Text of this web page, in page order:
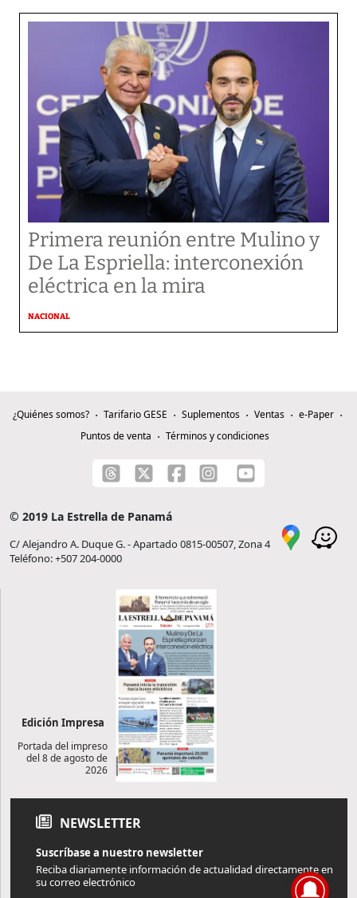
Primera reunión entre Mulino y
De La Espriella: interconexión
eléctrica en la mira
NACIONAL
¿Quiénes somos? Tarifario GESE Suplementos Ventas
e-Paper
Puntos de venta
Términos y condiciones
© 2019 La Estrella de Panamá
C/ Alejandro A. Duque G. - Apartado 0815-00507, Zona 4
Teléfono: +507 204-0000
Edición Impresa
Portada del impreso
del 8 de agosto de
2026
NEWSLETTER
Suscríbase a nuestro newsletter
Reciba diariamente información de actualidad directamente en
su correo electrónico